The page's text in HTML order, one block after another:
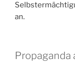
an.
Propaganda